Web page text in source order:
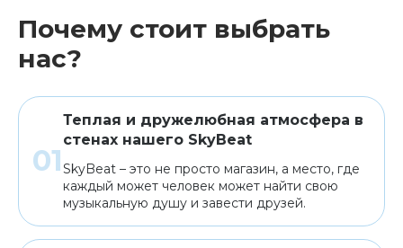
Почему стоит выбрать
нас?
Теплая и дружелюбная атмосфера в
стенах нашего SkyBeat
SkyBeat – это не просто магазин, а место, где
каждый может человек может найти свою
музыкальную душу и завести друзей.